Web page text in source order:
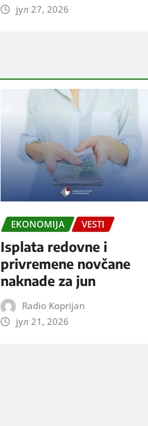
јул 27, 2026
EKONOMIJA VESTI
Isplata redovne i
privremene novčane
naknade za jun
Radio Koprijan
јул 21, 2026